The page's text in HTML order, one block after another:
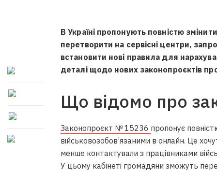
В Україні пропонують повністю
перетворити на сервісні центри,
встановити нові правила для
деталі щодо нових законопроєктів про
Що відомо про
Законопроєкт № 15236 пропонує
військовозобов’язаними в онлайн. Це
менше контактували з працівниками
У цьому кабінеті громадяни зможуть